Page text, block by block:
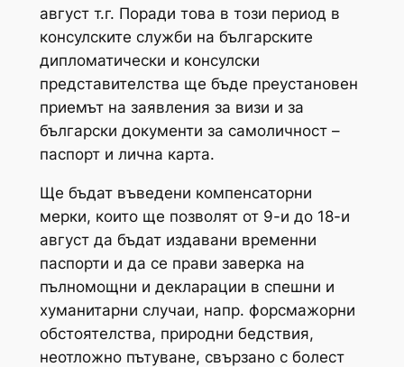
август т.г. Поради това в този период в
консулските служби на българските
дипломатически и консулски
представителства ще бъде преустановен
приемът на заявления за визи и за
български документи за самоличност –
паспорт и лична карта.
Ще бъдат въведени компенсаторни
мерки, които ще позволят от 9-и до 18-и
август да бъдат издавани временни
паспорти и да се прави заверка на
пълномощни и декларации в спешни и
хуманитарни случаи, напр. форсмажорни
обстоятелства, природни бедствия,
неотложно пътуване, свързано с болест